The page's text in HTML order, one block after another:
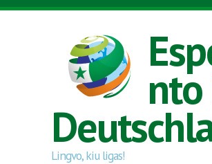
Direkt zum Inhalt
Lingvo, kiu ligas!